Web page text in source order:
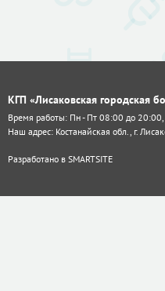
КГП «Лисаковская городская
Время работы: Пн - Пт 08:00 до
Наш адрес: Костанайская обл., г.
Разработано в SMARTSITE